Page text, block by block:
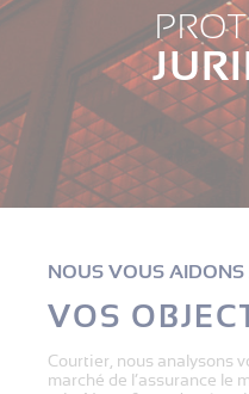
NOUS VOUS AIDONS
VOS
Courtier, nous analysons
marché de l’assurance le